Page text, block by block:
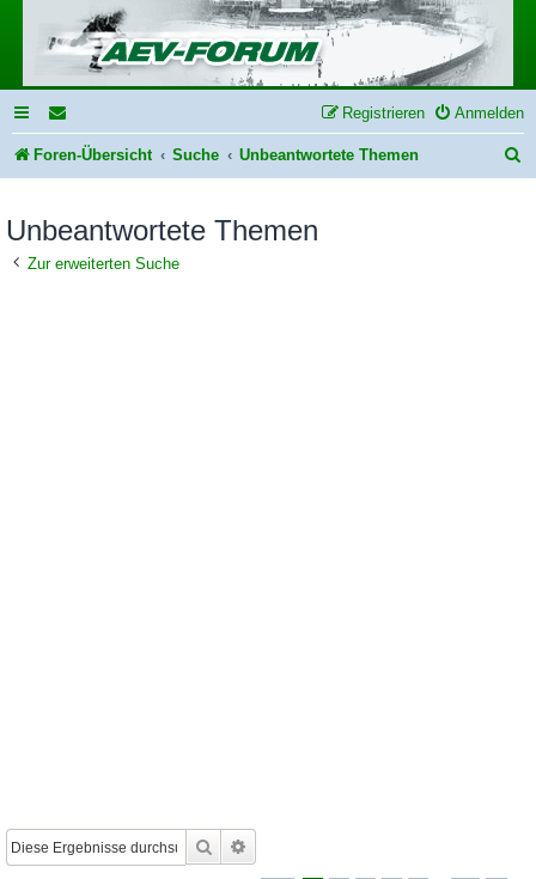
Anmelden
Registrieren
Foren-Übersicht Suche Unbeantwortete Themen
Unbeantwortete Themen
Zur erweiterten Suche
Suche